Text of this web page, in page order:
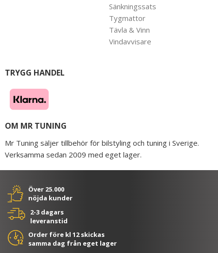
Sänkningssats
Tygmattor
Tävla & Vinn
Vindavvisare
TRYGG HANDEL
OM MR TUNING
Mr Tuning säljer tillbehör för bilstyling och tuning i Sverige.
Verksamma sedan 2009 med eget lager.
Över 25.000
nöjda kunder
2-3 dagars
leveranstid
Order före kl 12 skickas
samma dag från eget lager